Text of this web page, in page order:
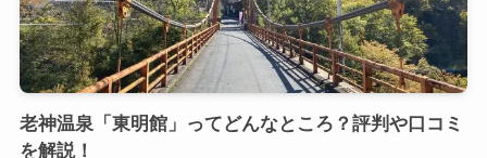
老神温泉「東明館」ってどんなところ？評判や口コミ
を解説！